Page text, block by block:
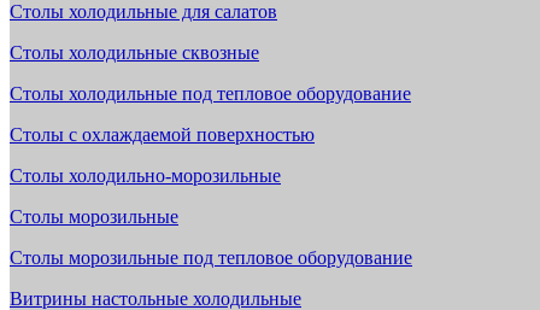
Столы холодильные для салатов
Столы холодильные сквозные
Столы холодильные под тепловое оборудование
Столы с охлаждаемой поверхностью
Столы холодильно-морозильные
Столы морозильные
Столы морозильные под тепловое оборудование
Витрины настольные холодильные